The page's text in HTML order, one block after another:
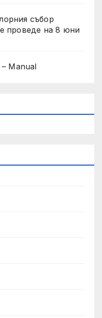
събор
проведе на 8 юни
– Manual